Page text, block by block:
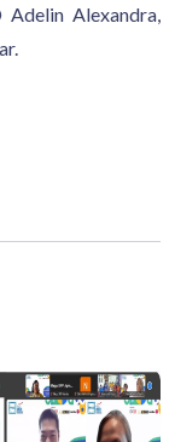
Alexandra,